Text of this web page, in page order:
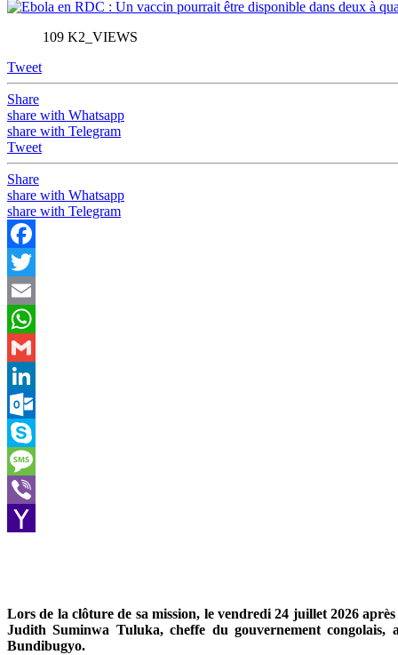
109 K2_VIEWS
Tweet
Share
share with Whatsapp
share with Telegram
Tweet
Share
share with Whatsapp
share with Telegram
Facebook
Twitter
Email
WhatsApp
Gmail
LinkedIn
Outlook.com
Skype
Message
Viber
Lors de la clôture de sa mission, le vendredi 24 juillet 2026
Judith Suminwa Tuluka, cheffe du gouvernement congolais,
Bundibugyo.